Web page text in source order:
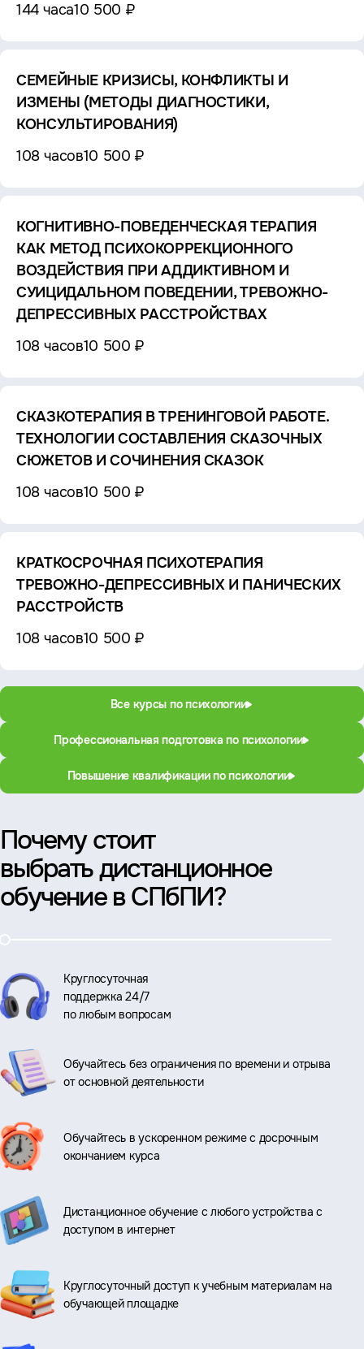
144 часа10 500 ₽
СЕМЕЙНЫЕ КРИЗИСЫ, КОНФЛИКТЫ И
ИЗМЕНЫ (МЕТОДЫ ДИАГНОСТИКИ,
КОНСУЛЬТИРОВАНИЯ)
108 часов10 500 ₽
КОГНИТИВНО-ПОВЕДЕНЧЕСКАЯ ТЕРАПИЯ
КАК МЕТОД ПСИХОКОРРЕКЦИОННОГО
ВОЗДЕЙСТВИЯ ПРИ АДДИКТИВНОМ И
СУИЦИДАЛЬНОМ ПОВЕДЕНИИ, ТРЕВОЖНО-
ДЕПРЕССИВНЫХ РАССТРОЙСТВАХ
108 часов10 500 ₽
СКАЗКОТЕРАПИЯ В ТРЕНИНГОВОЙ РАБОТЕ.
ТЕХНОЛОГИИ СОСТАВЛЕНИЯ СКАЗОЧНЫХ
СЮЖЕТОВ И СОЧИНЕНИЯ СКАЗОК
108 часов10 500 ₽
КРАТКОСРОЧНАЯ ПСИХОТЕРАПИЯ
ТРЕВОЖНО-ДЕПРЕССИВНЫХ И ПАНИЧЕСКИХ
РАССТРОЙСТВ
108 часов10 500 ₽
Все курсы по психологии
Профессиональная подготовка по психологии
Повышение квалификации по психологии
Почему стоит
выбрать дистанционное
обучение в СПбПИ?
Круглосуточная
поддержка 24/7
по любым вопросам
Обучайтесь без ограничения по времени и отрыва
от основной деятельности
Обучайтесь в ускоренном режиме с досрочным
окончанием курса
Дистанционное обучение с любого устройства с
доступом в интернет
Круглосуточный доступ к учебным материалам на
обучающей площадке